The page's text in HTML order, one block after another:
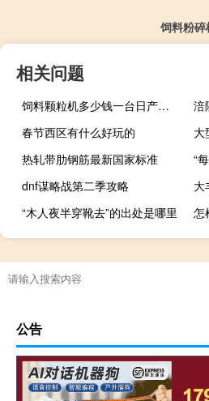
饲料粉
相关问题
饲料颗粒机多少钱一台日产五吨的
涪
春节西区有什么好玩的
大
热轧带肋钢筋最新国家标准
“
dnf谋略战第二季攻略
“木人夜半穿靴去”的出处是哪里
公告